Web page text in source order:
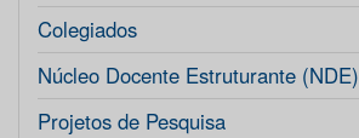
Colegiados
Núcleo Docente Estruturante (NDE)
Projetos de Pesquisa